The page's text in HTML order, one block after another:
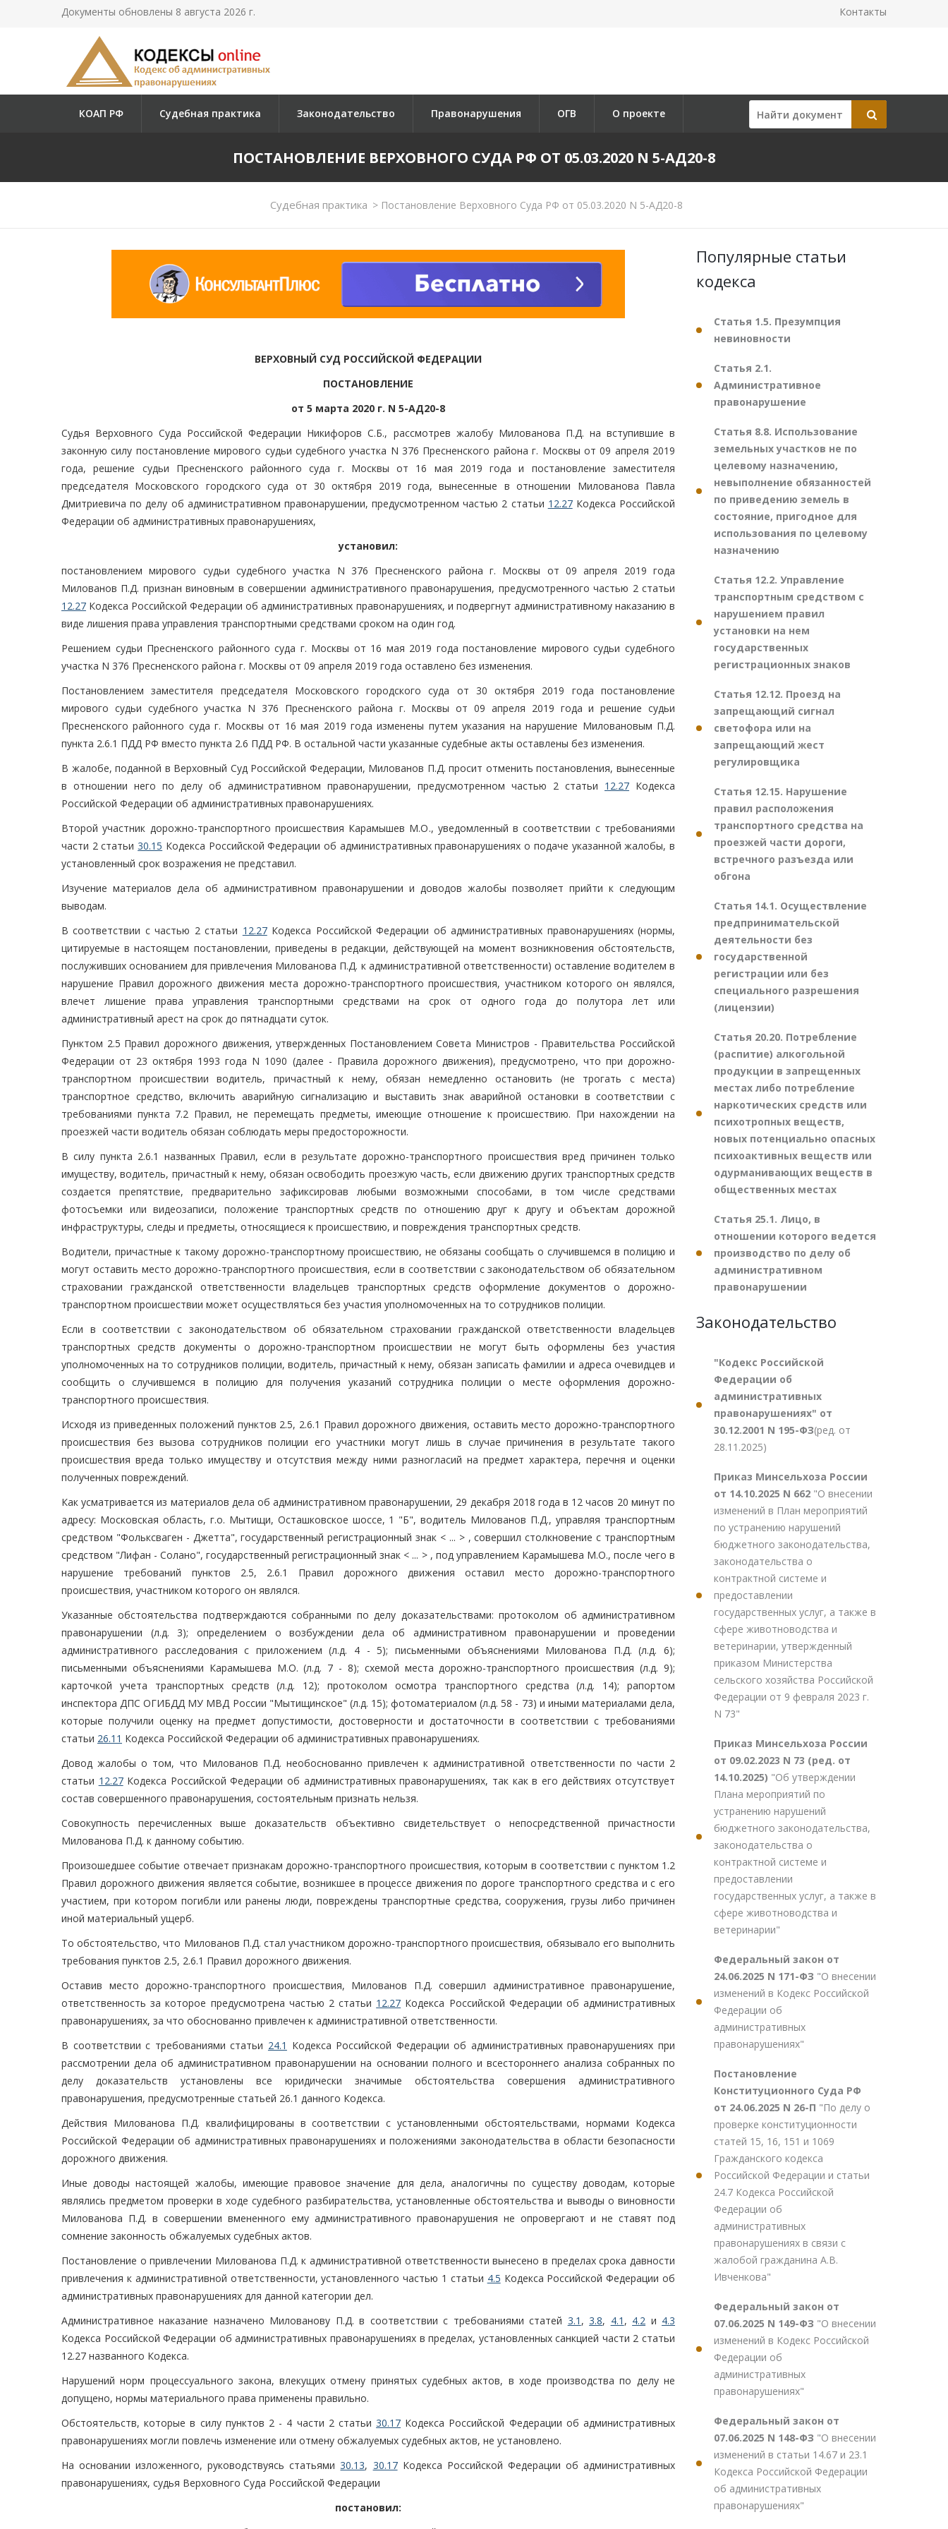
Документы обновлены 8 августа 2026 г. Контакты
КОАП РФ Судебная практика Законодательство Правонарушения ОГВ О проекте
ПОСТАНОВЛЕНИЕ ВЕРХОВНОГО СУДА РФ ОТ 05.03.2020 N 5-АД20-8
Судебная практика > Постановление Верховного Суда РФ от 05.03.2020 N 5-АД20-8
ВЕРХОВНЫЙ СУД РОССИЙСКОЙ ФЕДЕРАЦИИ
ПОСТАНОВЛЕНИЕ
от 5 марта 2020 г. N 5-АД20-8
Судья Верховного Суда Российской Федерации Никифоров С.Б., рассмотрев жалобу Милованова П.Д. на вступившие в
законную силу постановление мирового судьи судебного участка N 376 Пресненского района г. Москвы от 09 апреля 2019
года, решение судьи Пресненского районного суда г. Москвы от 16 мая 2019 года и постановление заместителя
председателя Московского городского суда от 30 октября 2019 года, вынесенные в отношении Милованова Павла
Дмитриевича по делу об административном правонарушении, предусмотренном частью 2 статьи 12.27Кодекса Российской
Федерации об административных правонарушениях,
установил:
постановлением мирового судьи судебного участка N 376 Пресненского района г. Москвы от 09 апреля 2019 года
Милованов П.Д. признан виновным в совершении административного правонарушения, предусмотренного частью 2 статьи
12.27 Кодекса Российской Федерации об административных правонарушениях, и подвергнут административному наказанию в
виде лишения права управления транспортными средствами сроком на один год.
Решением судьи Пресненского районного суда г. Москвы от 16 мая 2019 года постановление мирового судьи судебного
участка N 376 Пресненского района г. Москвы от 09 апреля 2019 года оставлено без изменения.
Постановлением заместителя председателя Московского городского суда от 30 октября 2019 года постановление
мирового судьи судебного участка N 376 Пресненского района г. Москвы от 09 апреля 2019 года и решение судьи
Пресненского районного суда г. Москвы от 16 мая 2019 года изменены путем указания на нарушение Миловановым П.Д.
пункта 2.6.1 ПДД РФ вместо пункта 2.6 ПДД РФ. В остальной части указанные судебные акты оставлены без изменения.
В жалобе, поданной в Верховный Суд Российской Федерации, Милованов П.Д. просит отменить постановления, вынесенные
в отношении него по делу об административном правонарушении, предусмотренном частью 2 статьи 12.27 Кодекса
Российской Федерации об административных правонарушениях.
Второй участник дорожно-транспортного происшествия Карамышев М.О., уведомленный в соответствии с требованиями
части 2 статьи30.15 Кодекса Российской Федерации об административных правонарушениях о подаче указанной жалобы, в
установленный срок возражения не представил.
Изучение материалов дела об административном правонарушении и доводов жалобы позволяет прийти к следующим
выводам.
В соответствии с частью 2 статьи 12.27Кодекса Российской Федерации об административных правонарушениях (нормы,
цитируемые в настоящем постановлении, приведены в редакции, действующей на момент возникновения обстоятельств,
послуживших основанием для привлечения Милованова П.Д. к административной ответственности) оставление водителем в
нарушение Правил дорожного движения места дорожно-транспортного происшествия, участником которого он являлся,
влечет лишение права управления транспортными средствами на срок от одного года до полутора лет или
административный арест на срок до пятнадцати суток.
Пунктом 2.5 Правил дорожного движения, утвержденных Постановлением Совета Министров - Правительства Российской
Федерации от 23 октября 1993 года N 1090 (далее - Правила дорожного движения), предусмотрено, что при дорожно-
транспортном происшествии водитель, причастный к нему, обязан немедленно остановить (не трогать с места)
транспортное средство, включить аварийную сигнализацию и выставить знак аварийной остановки в соответствии с
требованиями пункта 7.2 Правил, не перемещать предметы, имеющие отношение к происшествию. При нахождении на
проезжей части водитель обязан соблюдать меры предосторожности.
В силу пункта 2.6.1 названных Правил, если в результате дорожно-транспортного происшествия вред причинен только
имуществу, водитель, причастный к нему, обязан освободить проезжую часть, если движению других транспортных средств
создается препятствие, предварительно зафиксировав любыми возможными способами, в том числе средствами
фотосъемки или видеозаписи, положение транспортных средств по отношению друг к другу и объектам дорожной
инфраструктуры, следы и предметы, относящиеся к происшествию, и повреждения транспортных средств.
Водители, причастные к такому дорожно-транспортному происшествию, не обязаны сообщать о случившемся в полицию и
могут оставить место дорожно-транспортного происшествия, если в соответствии с законодательством об обязательном
страховании гражданской ответственности владельцев транспортных средств оформление документов о дорожно-
транспортном происшествии может осуществляться без участия уполномоченных на то сотрудников полиции.
Если в соответствии с законодательством об обязательном страховании гражданской ответственности владельцев
транспортных средств документы о дорожно-транспортном происшествии не могут быть оформлены без участия
уполномоченных на то сотрудников полиции, водитель, причастный к нему, обязан записать фамилии и адреса очевидцев и
сообщить о случившемся в полицию для получения указаний сотрудника полиции о месте оформления дорожно-
транспортного происшествия.
Исходя из приведенных положений пунктов 2.5, 2.6.1 Правил дорожного движения, оставить место дорожно-транспортного
происшествия без вызова сотрудников полиции его участники могут лишь в случае причинения в результате такого
происшествия вреда только имуществу и отсутствия между ними разногласий на предмет характера, перечня и оценки
полученных повреждений.
Как усматривается из материалов дела об административном правонарушении, 29 декабря 2018 года в 12 часов 20 минут по
адресу: Московская область, г.о. Мытищи, Осташковское шоссе, 1 "Б", водитель Милованов П.Д., управляя транспортным
средством "Фольксваген - Джетта", государственный регистрационный знак < ... > , совершил столкновение с транспортным
средством "Лифан - Солано", государственный регистрационный знак < ... > , под управлением Карамышева М.О., после чего в
нарушение требований пунктов 2.5, 2.6.1 Правил дорожного движения оставил место дорожно-транспортного
происшествия, участником которого он являлся.
Указанные обстоятельства подтверждаются собранными по делу доказательствами: протоколом об административном
правонарушении (л.д. 3); определением о возбуждении дела об административном правонарушении и проведении
административного расследования с приложением (л.д. 4 - 5); письменными объяснениями Милованова П.Д. (л.д. 6);
письменными объяснениями Карамышева М.О. (л.д. 7 - 8); схемой места дорожно-транспортного происшествия (л.д. 9);
карточкой учета транспортных средств (л.д. 12); протоколом осмотра транспортного средства (л.д. 14); рапортом
инспектора ДПС ОГИБДД МУ МВД России "Мытищинское" (л.д. 15); фотоматериалом (л.д. 58 - 73) и иными материалами дела,
которые получили оценку на предмет допустимости, достоверности и достаточности в соответствии с требованиями
статьи 26.11 Кодекса Российской Федерации об административных правонарушениях.
Довод жалобы о том, что Милованов П.Д. необоснованно привлечен к административной ответственности по части 2
статьи 12.27Кодекса Российской Федерации об административных правонарушениях, так как в его действиях отсутствует
состав совершенного правонарушения, состоятельным признать нельзя.
Совокупность перечисленных выше доказательств объективно свидетельствует о непосредственной причастности
Милованова П.Д. к данному событию.
Произошедшее событие отвечает признакам дорожно-транспортного происшествия, которым в соответствии с пунктом 1.2
Правил дорожного движения является событие, возникшее в процессе движения по дороге транспортного средства и с его
участием, при котором погибли или ранены люди, повреждены транспортные средства, сооружения, грузы либо причинен
иной материальный ущерб.
То обстоятельство, что Милованов П.Д. стал участником дорожно-транспортного происшествия, обязывало его выполнить
требования пунктов 2.5, 2.6.1 Правил дорожного движения.
Оставив место дорожно-транспортного происшествия, Милованов П.Д. совершил административное правонарушение,
ответственность за которое предусмотрена частью 2 статьи 12.27 Кодекса Российской Федерации об административных
правонарушениях, за что обоснованно привлечен к административной ответственности.
В соответствии с требованиями статьи 24.1 Кодекса Российской Федерации об административных правонарушениях при
рассмотрении дела об административном правонарушении на основании полного и всестороннего анализа собранных по
делу доказательств установлены все юридически значимые обстоятельства совершения административного
правонарушения, предусмотренные статьей 26.1 данного Кодекса.
Действия Милованова П.Д. квалифицированы в соответствии с установленными обстоятельствами, нормами Кодекса
Российской Федерации об административных правонарушениях и положениями законодательства в области безопасности
дорожного движения.
Иные доводы настоящей жалобы, имеющие правовое значение для дела, аналогичны по существу доводам, которые
являлись предметом проверки в ходе судебного разбирательства, установленные обстоятельства и выводы о виновности
Милованова П.Д. в совершении вмененного ему административного правонарушения не опровергают и не ставят под
сомнение законность обжалуемых судебных актов.
Постановление о привлечении Милованова П.Д. к административной ответственности вынесено в пределах срока давности
привлечения к административной ответственности, установленного частью 1 статьи 4.5 Кодекса Российской Федерации об
административных правонарушениях для данной категории дел.
Административное наказание назначено Милованову П.Д. в соответствии с требованиями статей 3.1 ,3.8, 4.1 , 4.2 и 4.3
Кодекса Российской Федерации об административных правонарушениях в пределах, установленных санкцией части 2 статьи
12.27 названного Кодекса.
Нарушений норм процессуального закона, влекущих отмену принятых судебных актов, в ходе производства по делу не
допущено, нормы материального права применены правильно.
Обстоятельств, которые в силу пунктов 2 - 4 части 2 статьи30.17 Кодекса Российской Федерации об административных
правонарушениях могли повлечь изменение или отмену обжалуемых судебных актов, не установлено.
На основании изложенного, руководствуясь статьями30.13, 30.17Кодекса Российской Федерации об административных
правонарушениях, судья Верховного Суда Российской Федерации
постановил:
Популярные статьи
кодекса
Статья 1.5. Презумпция
невиновности
Статья 2.1.
Административное
правонарушение
Статья 8.8. Использование
земельных участков не по
целевому назначению,
невыполнение обязанностей
по приведению земель в
состояние, пригодное для
использования по целевому
назначению
Статья 12.2. Управление
транспортным средством с
нарушением правил
установки на нем
государственных
регистрационных знаков
Статья 12.12. Проезд на
запрещающий сигнал
светофора или на
запрещающий жест
регулировщика
Статья 12.15. Нарушение
правил расположения
транспортного средства на
проезжей части дороги,
встречного разъезда или
обгона
Статья 14.1. Осуществление
предпринимательской
деятельности без
государственной
регистрации или без
специального разрешения
(лицензии)
Статья 20.20. Потребление
(распитие) алкогольной
продукции в запрещенных
местах либо потребление
наркотических средств или
психотропных веществ,
новых потенциально опасных
психоактивных веществ или
одурманивающих веществ в
общественных местах
Статья 25.1. Лицо, в
отношении которого ведется
производство по делу об
административном
правонарушении
Законодательство
"Кодекс Российской
Федерации об
административных
правонарушениях" от
30.12.2001 N 195-ФЗ(ред. от
28.11.2025)
Приказ Минсельхоза России
от 14.10.2025 N 662 "О внесении
изменений в План мероприятий
по устранению нарушений
бюджетного законодательства,
законодательства о
контрактной системе и
предоставлении
государственных услуг, а также в
сфере животноводства и
ветеринарии, утвержденный
приказом Министерства
сельского хозяйства Российской
Федерации от 9 февраля 2023 г.
N 73"
Приказ Минсельхоза России
от 09.02.2023 N 73 (ред. от
14.10.2025) "Об утверждении
Плана мероприятий по
устранению нарушений
бюджетного законодательства,
законодательства о
контрактной системе и
предоставлении
государственных услуг, а также в
сфере животноводства и
ветеринарии"
Федеральный закон от
24.06.2025 N 171-ФЗ "О внесении
изменений в Кодекс Российской
Федерации об
административных
правонарушениях"
Постановление
Конституционного Суда РФ
от 24.06.2025 N 26-П "По делу о
проверке конституционности
статей 15, 16, 151 и 1069
Гражданского кодекса
Российской Федерации и статьи
24.7 Кодекса Российской
Федерации об
административных
правонарушениях в связи с
жалобой гражданина А.В.
Ивченкова"
Федеральный закон от
07.06.2025 N 149-ФЗ "О внесении
изменений в Кодекс Российской
Федерации об
административных
правонарушениях"
Федеральный закон от
07.06.2025 N 148-ФЗ "О внесении
изменений в статьи 14.67 и 23.1
Кодекса Российской Федерации
об административных
правонарушениях"